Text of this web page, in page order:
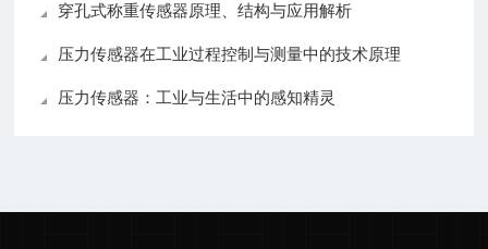
穿孔式称重传感器原理、结构与应用解析
压力传感器在工业过程控制与测量中的技术原理
压力传感器：工业与生活中的感知精灵